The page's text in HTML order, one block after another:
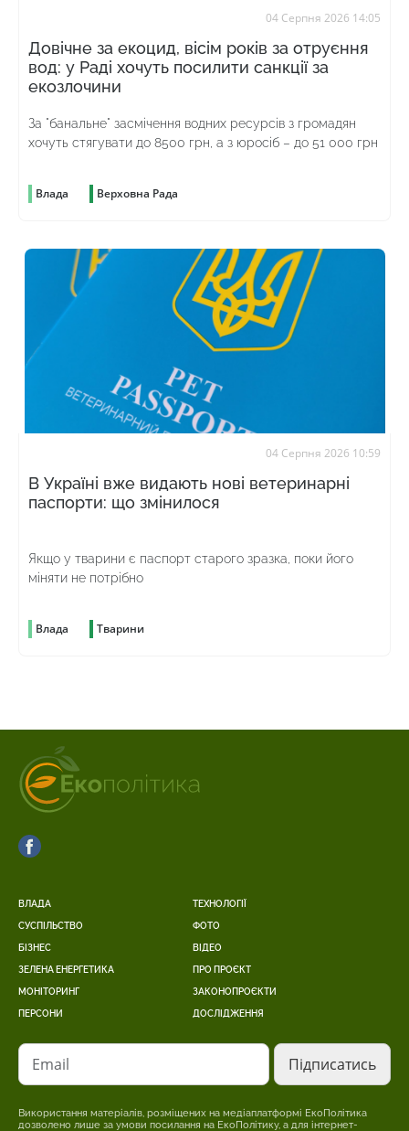
04 Серпня 2026 14:05
Довічне за екоцид, вісім років за отруєння
вод: у Раді хочуть посилити санкції за
екозлочини
За "банальне" засмічення водних ресурсів з громадян
хочуть стягувати до 8500 грн, а з юросіб – до 51 000 грн
Влада Верховна Рада
04 Серпня 2026 10:59
В Україні вже видають нові ветеринарні
паспорти: що змінилося
Якщо у тварини є паспорт старого зразка, поки його
міняти не потрібно
Влада Тварини
ВЛАДА
СУСПІЛЬСТВО
БІЗНЕС
ЗЕЛЕНА ЕНЕРГЕТИКА
МОНІТОРИНГ
ПЕРСОНИ
ТЕХНОЛОГІЇ
ФОТО
ВІДЕО
ПРО ПРОЄКТ
ЗАКОНОПРОЄКТИ
ДОСЛІДЖЕННЯ
Email
Використання матеріалів, розміщених на медіаплатформі ЕкоПолітика
дозволено лише за умови посилання на ЕкоПолітику, а для інтернет-